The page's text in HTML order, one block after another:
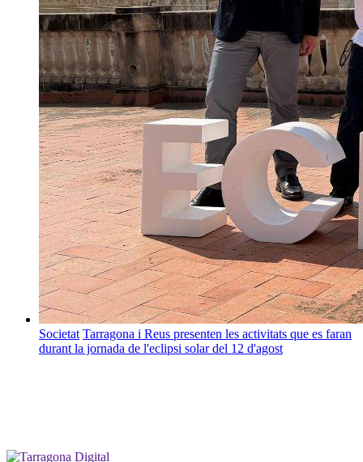
Societat Tarragona i Reus presenten les activitats que es faran
durant la jornada de l'eclipsi solar del 12 d'agost